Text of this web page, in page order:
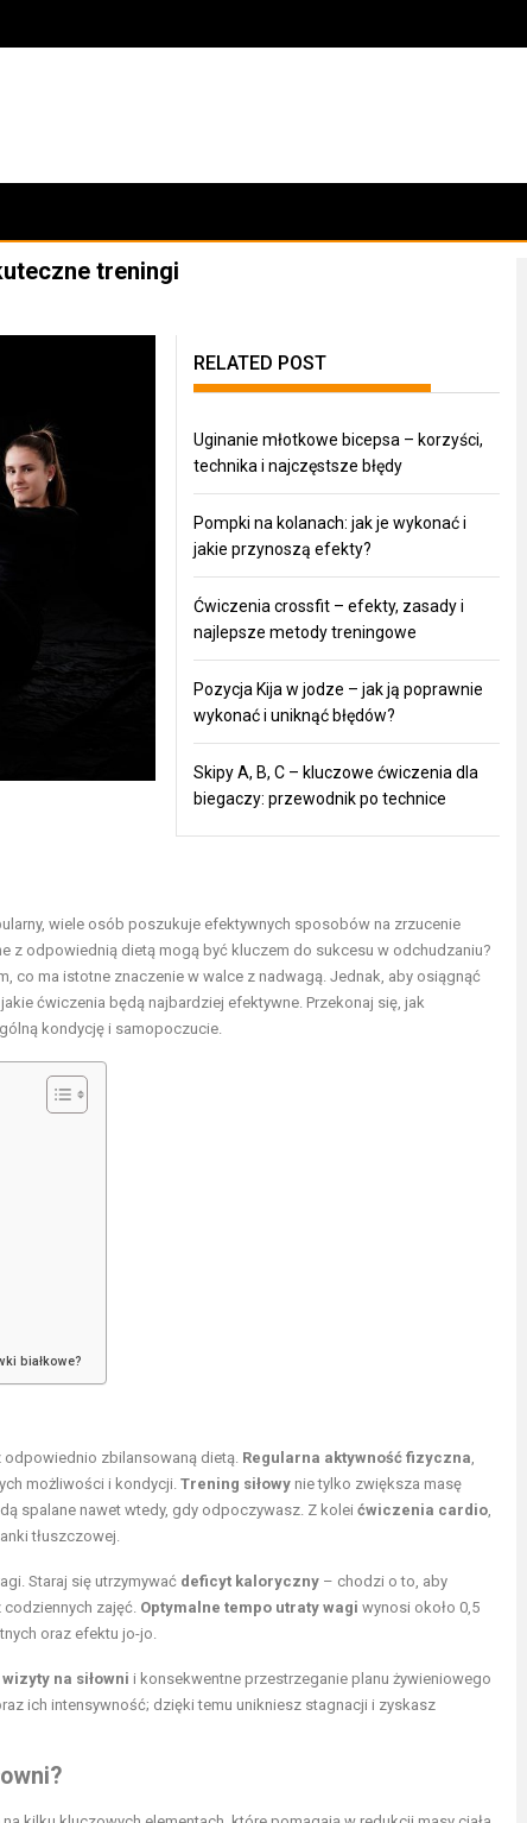
i najczęstsze błędy
treningi
RELATED POST
Uginanie młotkowe bicepsa – korzyści,
technika i najczęstsze błędy
Pompki na kolanach: jak je wykonać i
jakie przynoszą efekty?
Ćwiczenia crossfit – efekty, zasady i
najlepsze metody treningowe
Pozycja Kija w jodze – jak ją poprawnie
wykonać i uniknąć błędów?
Skipy A, B, C – kluczowe ćwiczenia dla
biegaczy: przewodnik po technice
wiele osób poszukuje efektywnych sposobów na zrzucenie
z odpowiednią dietą mogą być kluczem do sukcesu w odchudzaniu?
co ma istotne znaczenie w walce z nadwagą. Jednak, aby osiągnąć
ćwiczenia będą najbardziej efektywne. Przekonaj się, jak
kondycję i samopoczucie.
białkowe?
odpowiednio zbilansowaną dietą. Regularna aktywność fizyczna,
możliwości i kondycji. Trening siłowy nie tylko zwiększa masę
spalane nawet wtedy, gdy odpoczywasz. Z kolei ćwiczenia cardio,
tłuszczowej.
Staraj się utrzymywać deficyt kaloryczny – chodzi o to, aby
zajęć. Optymalne tempo utraty wagi wynosi około 0,5
oraz efektu jo-jo.
na siłowni i konsekwentne przestrzeganie planu żywieniowego
ich intensywność; dzięki temu unikniesz stagnacji i zyskasz